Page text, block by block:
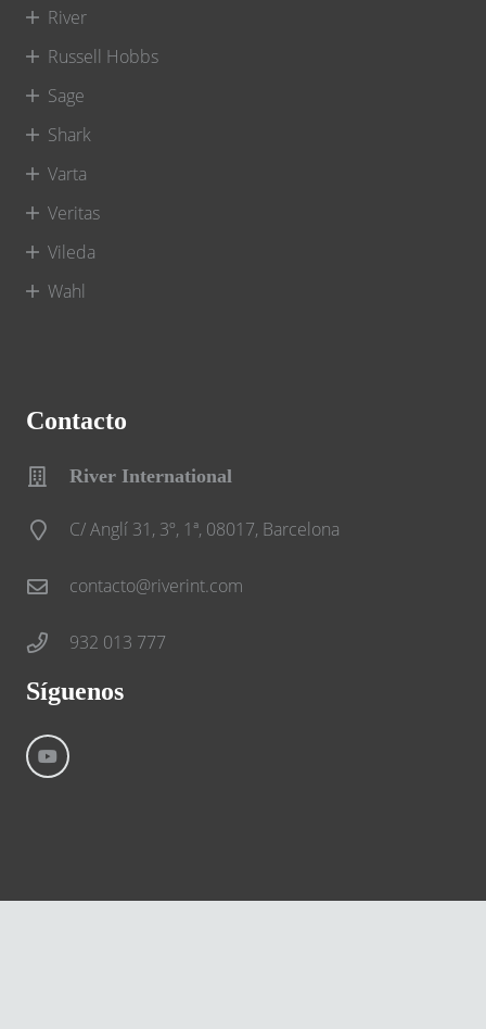
River
Russell Hobbs
Sage
Shark
Varta
Veritas
Vileda
Wahl
Contacto
River International
C/ Anglí 31, 3º, 1ª, 08017, Barcelona
contacto@riverint.com
932 013 777
Síguenos